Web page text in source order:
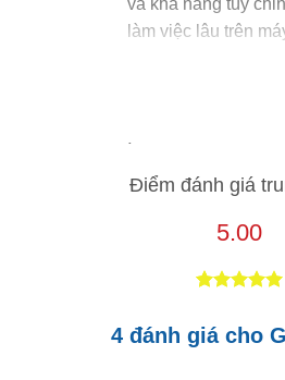
làm việc lâu trên
Thiết kế
Ghế
Khung ghếchắc
Lưới full-mesh
Điểm đánh giá
5.00
đánh giá
4 đánh giá cho